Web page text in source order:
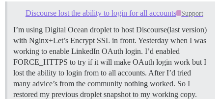
Discourse lost the ability to login for all accounts Support
I’m using Digital Ocean droplet to host Discourse(last version)
with Nginx+Let’s Encrypt SSL in front. Yesterday when I was
working to enable LinkedIn OAuth login. I’d enabled
FORCE_HTTPS to try if it will make OAuth login work but I
lost the ability to login from to all accounts. After I’d tried
many advice’s from the community nothing worked. So I
restored my previous droplet snapshot to my working copy.